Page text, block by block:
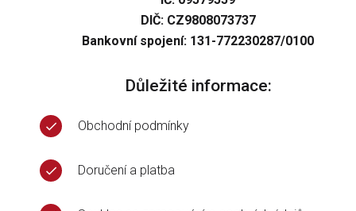
DIČ: CZ9808073737
Bankovní spojení: 131-772230287/0100
Důležité informace:
Obchodní podmínky
Doručení a platba